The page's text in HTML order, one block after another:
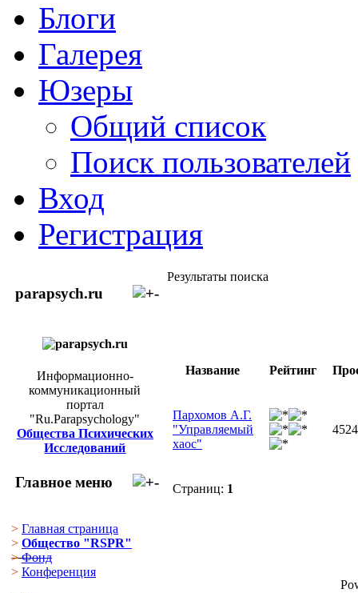
Блоги
Галерея
Юзеры
Общий список
Поиск пользователей
Вход
Регистрация
parapsych.ru
Информационно-
коммуникационный
портал
"Ru.Parapsychology"
Общества Психических
Исследований
Главное меню
> Главная страница
> Общество "RSPR"
> Фонд
> Конференция
Результаты поиска
Название Рейтинг
Пархомов А.Г.
"Управляемый
хаос"
Страниц: 1